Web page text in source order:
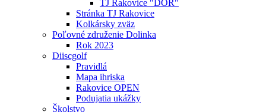
TJ Rakovice "DOR"
Stránka TJ Rakovice
Kolkársky zväz
Poľovné združenie Dolinka
Rok 2023
Diiscgolf
Pravidlá
Mapa ihriska
Rakovice OPEN
Podujatia ukážky
Školstvo